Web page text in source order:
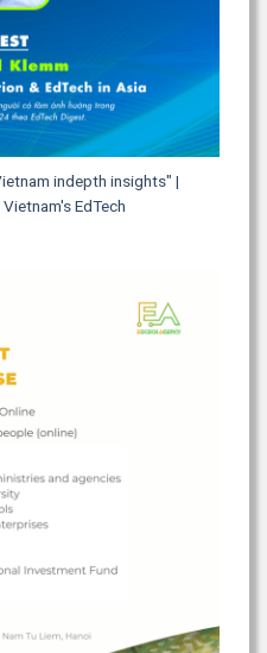
indepth insights" |
EdTech